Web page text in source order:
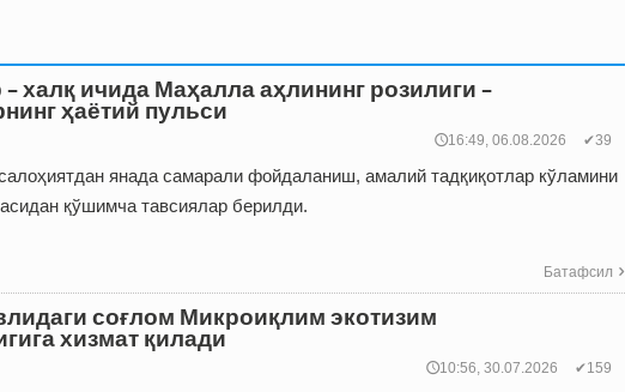
халқ ичида Маҳалла аҳлининг розилиги –
ҳаётий пульси
🕔16:49, 06.08.2026 ✔39
янада самарали фойдаланиш, амалий тадқиқотлар кўламини
қўшимча тавсиялар берилди.
Батафсил 
соғлом Микроиқлим экотизим
хизмат қилади
🕔10:56, 30.07.2026 ✔159